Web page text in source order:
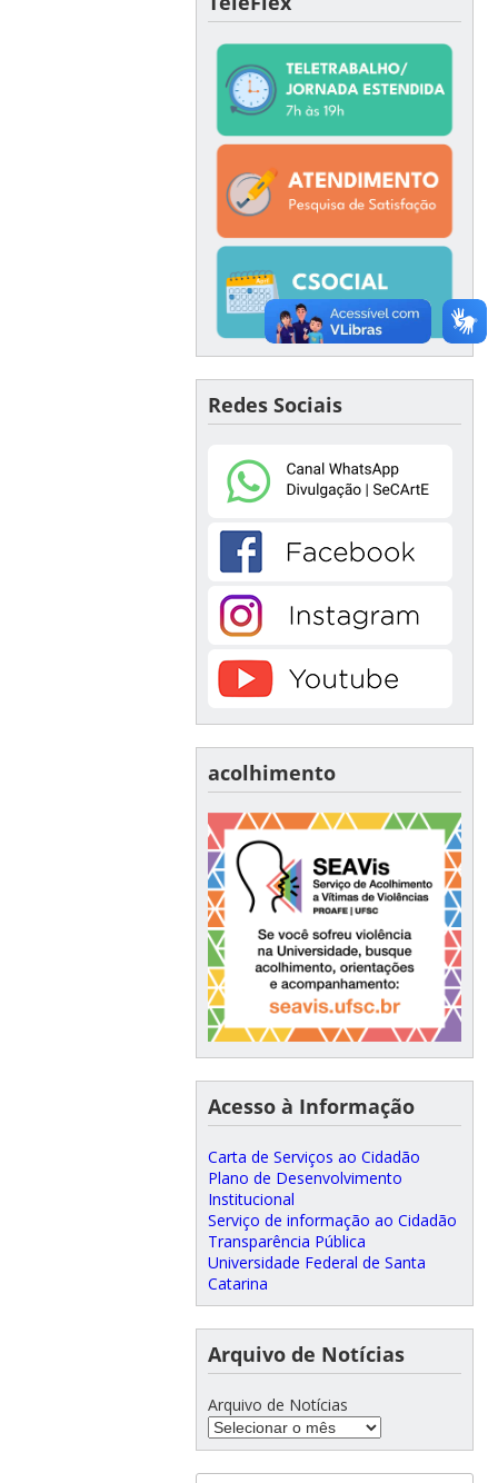
Redes Sociais
acolhimento
Acesso à Informação
Carta de Serviços ao Cidadão
Plano de Desenvolvimento
Institucional
Serviço de informação ao Cidadão
Transparência Pública
Universidade Federal de Santa
Catarina
Arquivo de Notícias
Arquivo de Notícias